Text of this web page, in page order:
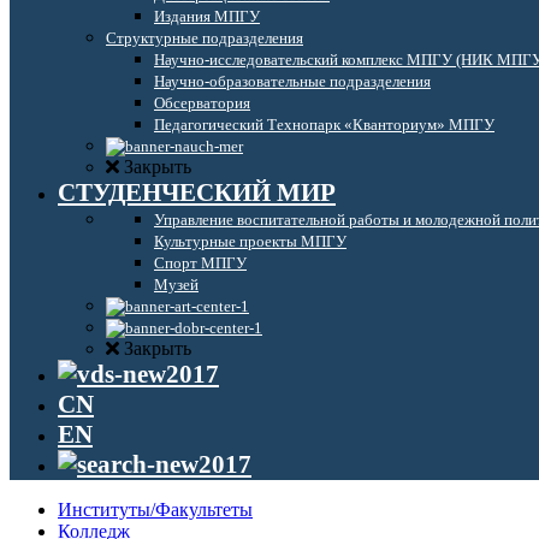
Издания МПГУ
Структурные подразделения
Научно-исследовательский комплекс МПГУ (НИК
Научно-образовательные подразделения
Обсерватория
Педагогический Технопарк «Кванториум» МПГУ
Закрыть
СТУДЕНЧЕСКИЙ МИР
Управление воспитательной работы и молодежной
Культурные проекты МПГУ
Спорт МПГУ
Музей
Закрыть
CN
EN
Институты/Факультеты
Колледж